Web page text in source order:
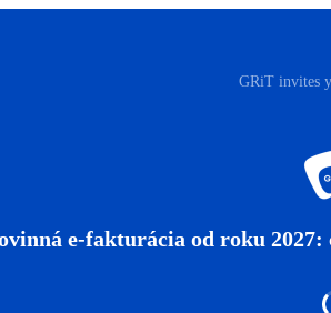
GRiT invites
e-fakturácia od roku